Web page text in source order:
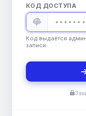
КОД ДОСТУПА
Код выдаётся
записи